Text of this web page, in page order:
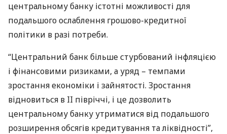
центральному банку істотні можливості для
подальшого ослаблення грошово-кредитної
політики в разі потреби.
“Центральний банк більше стурбований інфляцією
і фінансовими ризиками, а уряд – темпами
зростання економіки і зайнятості. Зростання
відновиться в II півріччі, і це дозволить
центральному банку утриматися від подальшого
розширення обсягів кредитування та ліквідності”,